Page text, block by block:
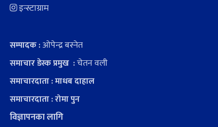
इन्स्टाग्राम
सम्पादक :ओपेन्द्र बस्नेत
समाचार डेस्क प्रमुख :चेतन वली
समाचारदाता : माधब दाहाल
समाचारदाता : रोमा पुन
विज्ञापनका लागि